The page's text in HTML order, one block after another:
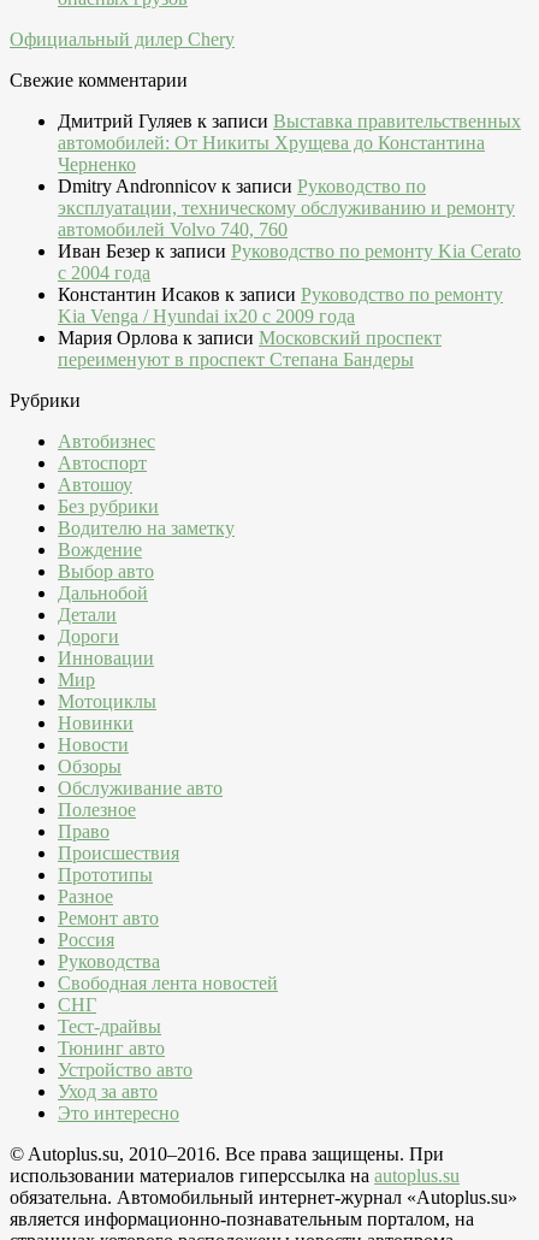
Официальный дилер Chery
Свежие комментарии
Дмитрий Гуляев к записи Выставка правительственных
автомобилей: От Никиты Хрущева до Константина
Черненко
Dmitry Andronnicov к записи Руководство по
эксплуатации, техническому обслуживанию и ремонту
автомобилей Volvo 740, 760
Иван Безер к записи Руководство по ремонту Kia Cerato
c 2004 года
Константин Исаков к записи Руководство по ремонту
Kia Venga / Hyundai ix20 c 2009 года
Мария Орлова к записи Московский проспект
переименуют в проспект Степана Бандеры
Рубрики
Автобизнес
Автоспорт
Автошоу
Без рубрики
Водителю на заметку
Вождение
Выбор авто
Дальнобой
Детали
Дороги
Инновации
Мир
Мотоциклы
Новинки
Новости
Обзоры
Обслуживание авто
Полезное
Право
Происшествия
Прототипы
Разное
Ремонт авто
Россия
Руководства
Свободная лента новостей
СНГ
Тест-драйвы
Тюнинг авто
Устройство авто
Уход за авто
Это интересно
© Autoplus.su, 2010–2016. Все права защищены. При
использовании материалов гиперссылка на autoplus.su
обязательна. Автомобильный интернет-журнал «Autoplus.su»
является информационно-познавательным порталом, на